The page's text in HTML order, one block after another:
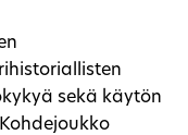
sekä käytön